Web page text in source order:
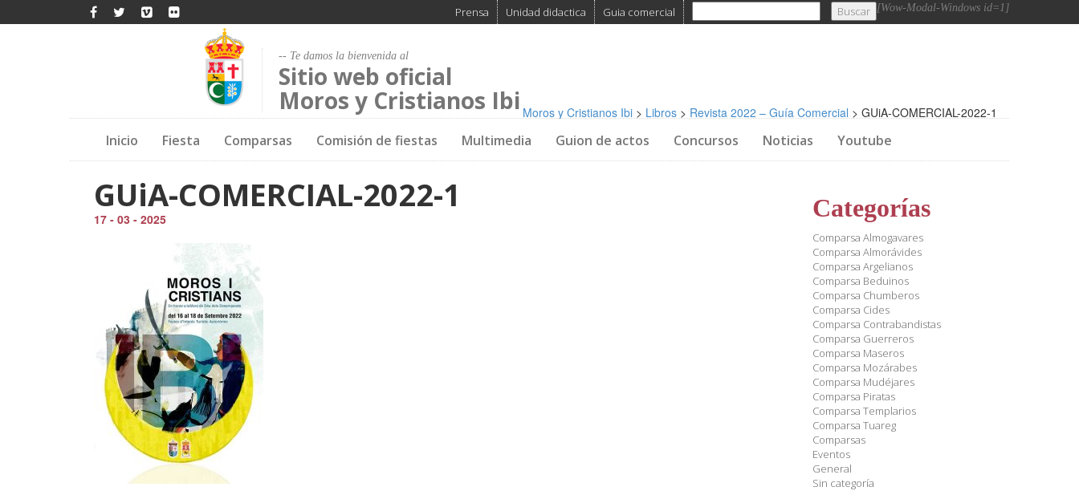
Prensa Unidad didactica Guia comercial [Wow-Modal-Windows id=1]
-- Te damos la bienvenida al
Sitio web oficial
Moros y Cristianos Ibi Moros y Cristianos Ibi > Libros > Revista 2022 – Guía Comercial > GUiA-COMERCIAL-2022-1
Inicio Fiesta Comparsas Comisión de fiestas Multimedia Guion de actos Concursos Noticias Youtube
GUiA-COMERCIAL-2022-1
17 - 03 - 2025 Categorías
Comparsa Almogavares
Comparsa Almorávides
Comparsa Argelianos
Comparsa Beduinos
Comparsa Chumberos
Comparsa Cides
Comparsa Contrabandistas
Comparsa Guerreros
Comparsa Maseros
Comparsa Mozárabes
Comparsa Mudéjares
Comparsa Piratas
Comparsa Templarios
Comparsa Tuareg
Comparsas
Eventos
General
Sin categoría